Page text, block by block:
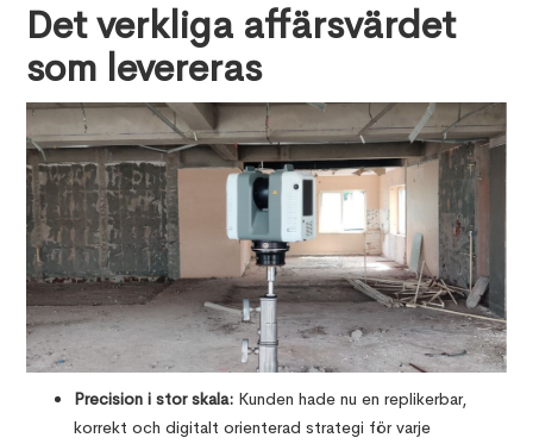
Det verkliga affärsvärdet
som levereras
Precision i stor skala: Kunden hade nu en replikerbar,
korrekt och digitalt orienterad strategi för varje